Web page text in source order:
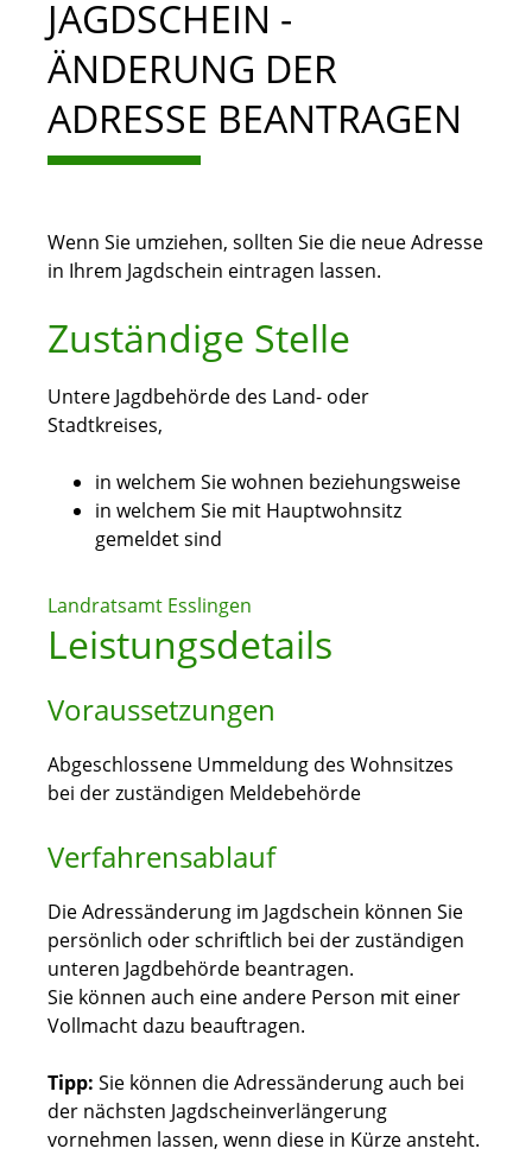
JAGDSCHEIN -
ÄNDERUNG DER
ADRESSE BEANTRAGEN
Wenn Sie umziehen, sollten Sie die neue Adresse
in Ihrem Jagdschein eintragen lassen.
Zuständige Stelle
Untere Jagdbehörde des Land- oder
Stadtkreises,
in welchem Sie wohnen beziehungsweise
in welchem Sie mit Hauptwohnsitz
gemeldet sind
Landratsamt Esslingen
Leistungsdetails
Voraussetzungen
Abgeschlossene Ummeldung des Wohnsitzes
bei der zuständigen Meldebehörde
Verfahrensablauf
Die Adressänderung im Jagdschein können Sie
persönlich oder schriftlich bei der zuständigen
unteren Jagdbehörde beantragen.
Sie können auch eine andere Person mit einer
Vollmacht dazu beauftragen.
Tipp: Sie können die Adressänderung auch bei
der nächsten Jagdscheinverlängerung
vornehmen lassen, wenn diese in Kürze ansteht.